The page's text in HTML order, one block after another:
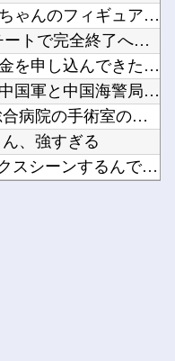
Powered by livedoor 相互RSS
「ライザのアトリエ」ライザちゃんのフィギュア発売決定！イラス...
ートで完全終了へ…
元彼は別れた後にメールで借金を申し込んできたので、会ってその...
中国「衝突事故！（2025年」中国軍と中国海警局「フィリピン...
【動画】 地震発生時の熊本総合病院の手術室の様子が(((゜Д...
、強すぎる
【動画】 若手女優「兄とセ○クスシーンするんですか？分かりま...